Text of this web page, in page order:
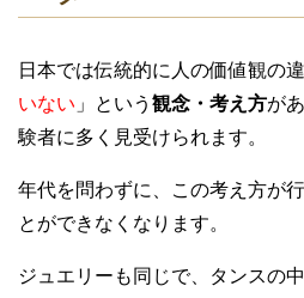
日本では伝統的に人の価値観の
いない 」という 観念・考え方が
験者に多く見受けられます。
年代を問わずに、この考え方が
とができなくなります。
ジュエリーも同じで、タンスの